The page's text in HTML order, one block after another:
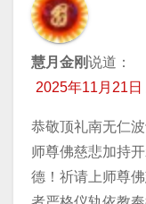
慧月金刚说道：
2025年11月21日
恭敬顶礼南无仁
师尊佛慈悲加持
德！祈请上师尊